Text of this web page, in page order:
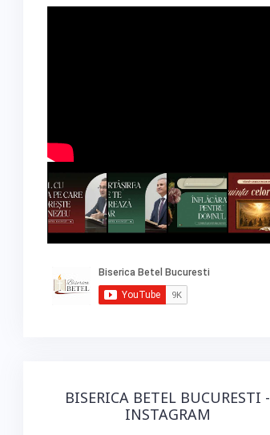
BISERICA BETEL BUCURESTI -
INSTAGRAM